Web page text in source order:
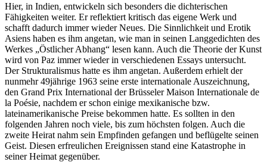
Hier, in Indien, entwickeln sich besonders die dichterischen
Fähigkeiten weiter. Er reflektiert kritisch das eigene Werk und
schafft dadurch immer wieder Neues. Die Sinnlichkeit und Erotik
Asiens haben es ihm angetan, wie man in seinen Langgedichten des
Werkes „Östlicher Abhang“ lesen kann. Auch die Theorie der Kunst
wird von Paz immer wieder in verschiedenen Essays untersucht.
Der Strukturalismus hatte es ihm angetan. Außerdem erhielt der
nunmehr 49jährige 1963 seine erste internationale Auszeichnung,
den Grand Prix International der Brüsseler Maison Internationale de
la Poésie, nachdem er schon einige mexikanische bzw.
lateinamerikanische Preise bekommen hatte. Es sollten in den
folgenden Jahren noch viele, bis zum höchsten folgen. Auch die
zweite Heirat nahm sein Empfinden gefangen und beflügelte seinen
Geist. Diesen erfreulichen Ereignissen stand eine Katastrophe in
seiner Heimat gegenüber.